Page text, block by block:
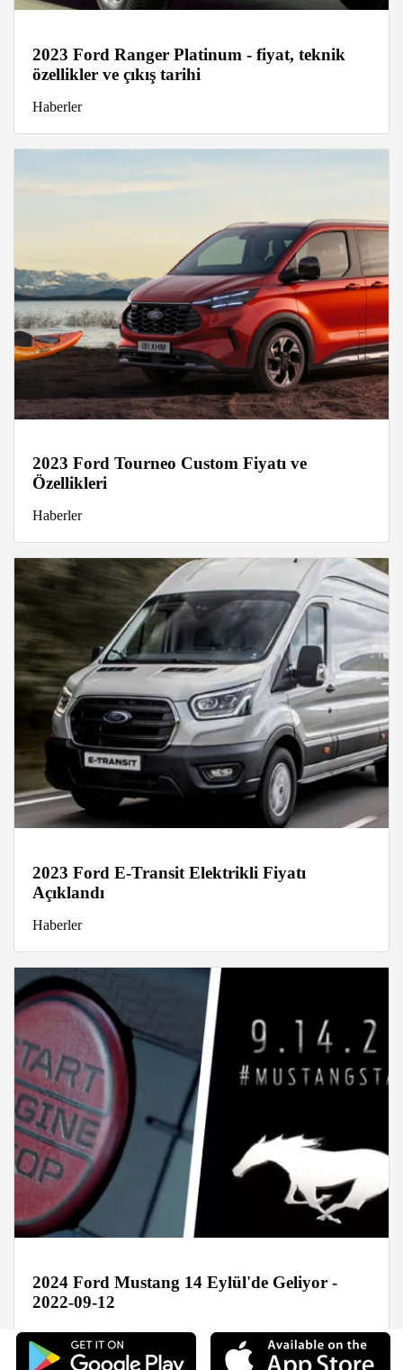
2023 Ford Ranger Platinum - fiyat, teknik
özellikler ve çıkış tarihi
Haberler
2023 Ford Tourneo Custom Fiyatı ve
Özellikleri
Haberler
2023 Ford E-Transit Elektrikli Fiyatı
Açıklandı
Haberler
2024 Ford Mustang 14 Eylül'de Geliyor -
2022-09-12
Haberler